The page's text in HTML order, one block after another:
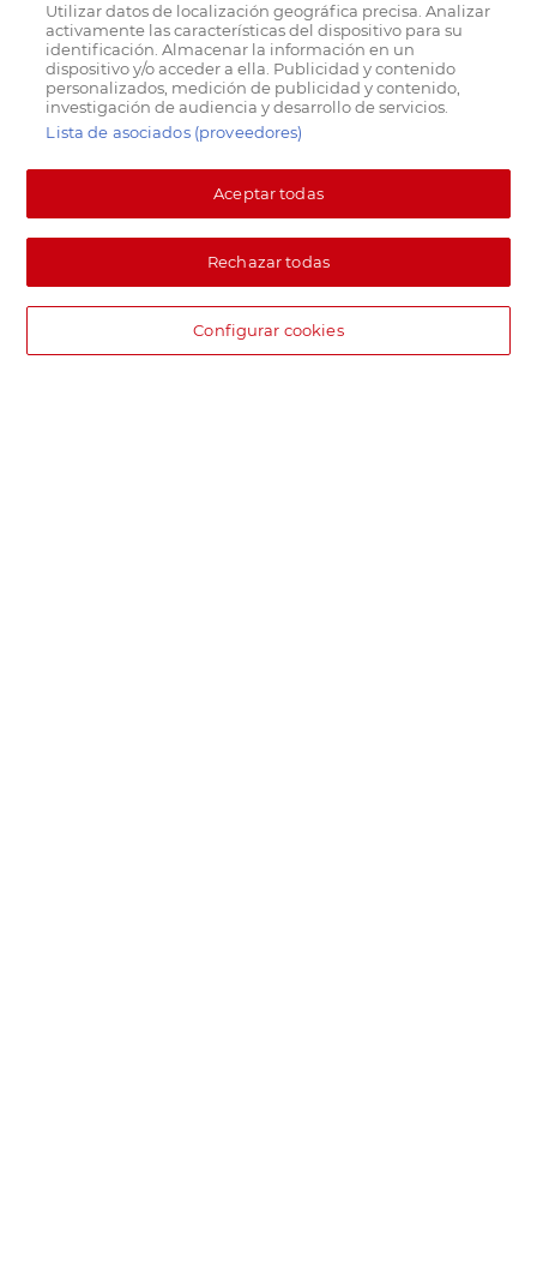
Utilizar datos de localización geográfica precisa. Analizar
activamente las características del dispositivo para su
identificación. Almacenar la información en un
dispositivo y/o acceder a ella. Publicidad y contenido
personalizados, medición de publicidad y contenido,
investigación de audiencia y desarrollo de servicios.
Lista de asociados (proveedores)
Aceptar todas
Rechazar todas
Configurar cookies